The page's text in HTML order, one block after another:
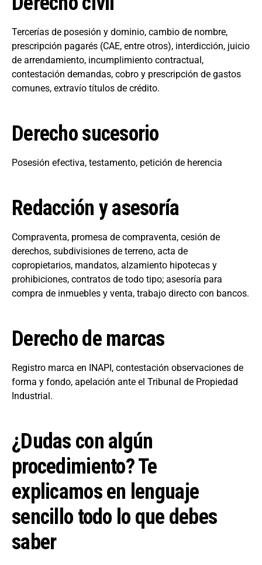
Tercerías de posesión y dominio, cambio de nombre,
prescripción pagarés (CAE, entre otros), interdicción, juicio
de arrendamiento, incumplimiento contractual,
contestación demandas, cobro y prescripción de gastos
comunes, extravío títulos de crédito.
Derecho sucesorio
Posesión efectiva, testamento, petición de herencia
Redacción y asesoría
Compraventa, promesa de compraventa, cesión de
derechos, subdivisiones de terreno, acta de
copropietarios, mandatos, alzamiento hipotecas y
prohibiciones, contratos de todo tipo; asesoría para
compra de inmuebles y venta, trabajo directo con bancos.
Derecho de marcas
Registro marca en INAPI, contestación observaciones de
forma y fondo, apelación ante el Tribunal de Propiedad
Industrial.
¿Dudas con algún
procedimiento? Te
explicamos en lenguaje
sencillo todo lo que debes
saber